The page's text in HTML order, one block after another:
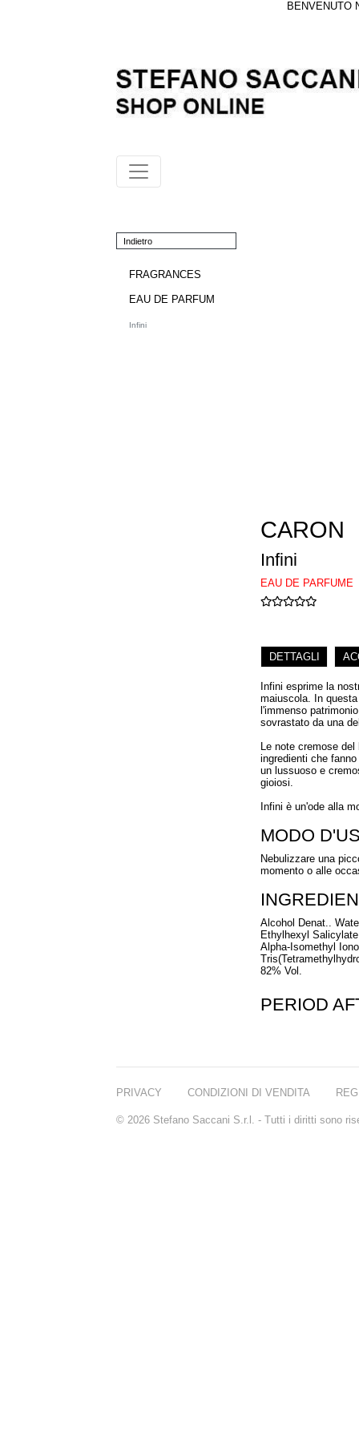
BENVENUTO
Indietro
FRAGRANCES
EAU DE PARFUM
Infini
CARON
Infini
EAU DE PARFUME
DETTAGLI
Infini esprime la
maiuscola. In
l'immenso
sovrastato da una
Le note cremose
ingredienti che
un lussuoso e
gioiosi.
Infini è un'ode alla
MODO
Nebulizzare una
momento o alle
Alcohol Denat..
Ethylhexyl
Alpha-Isomethyl
82% Vol.
PERIOD
PRIVACY CONDIZIONI DI VENDITA
© 2026 Stefano Saccani S.r.l. - Tutti i diritti sono